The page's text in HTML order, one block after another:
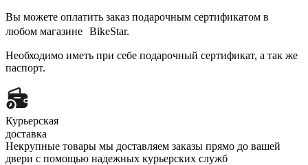
Вы можете оплатить заказ подарочным сертификатом в
любом магазине BikeStar.
Необходимо иметь при себе подарочный сертификат, а так же
паспорт.
Курьерская
доставка
Некрупные товары мы доставляем заказы прямо до вашей
двери с помощью надежных курьерских служб